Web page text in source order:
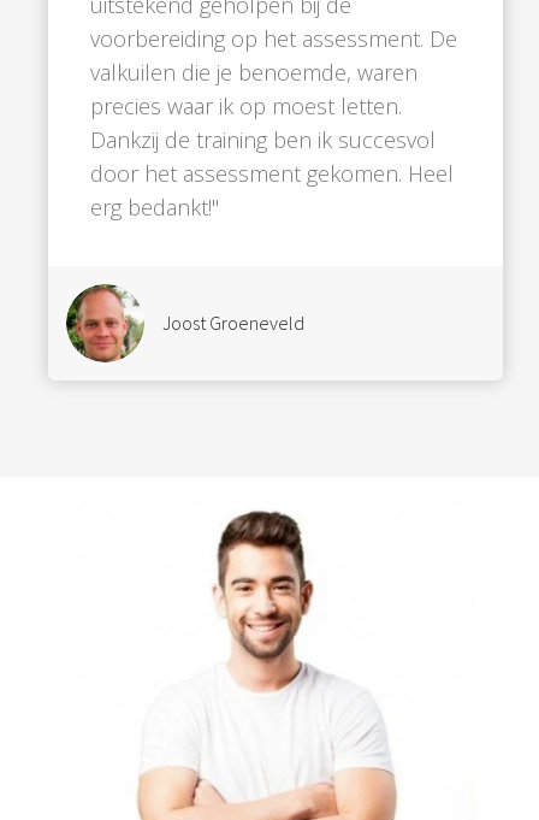
voorbereiding op het assessment. De
valkuilen die je benoemde, waren
precies waar ik op moest letten.
Dankzij de training ben ik succesvol
door het assessment gekomen. Heel
erg bedankt!"
Joost Groeneveld